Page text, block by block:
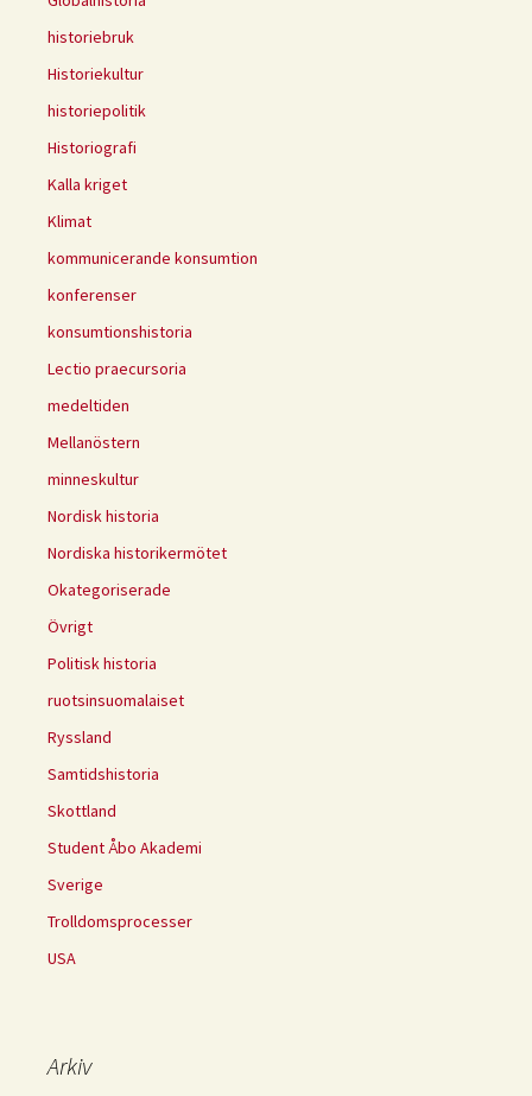
historiebruk
Historiekultur
historiepolitik
Historiografi
Kalla kriget
Klimat
kommunicerande konsumtion
konferenser
konsumtionshistoria
Lectio praecursoria
medeltiden
Mellanöstern
minneskultur
Nordisk historia
Nordiska historikermötet
Okategoriserade
Övrigt
Politisk historia
ruotsinsuomalaiset
Ryssland
Samtidshistoria
Skottland
Student Åbo Akademi
Sverige
Trolldomsprocesser
USA
Arkiv